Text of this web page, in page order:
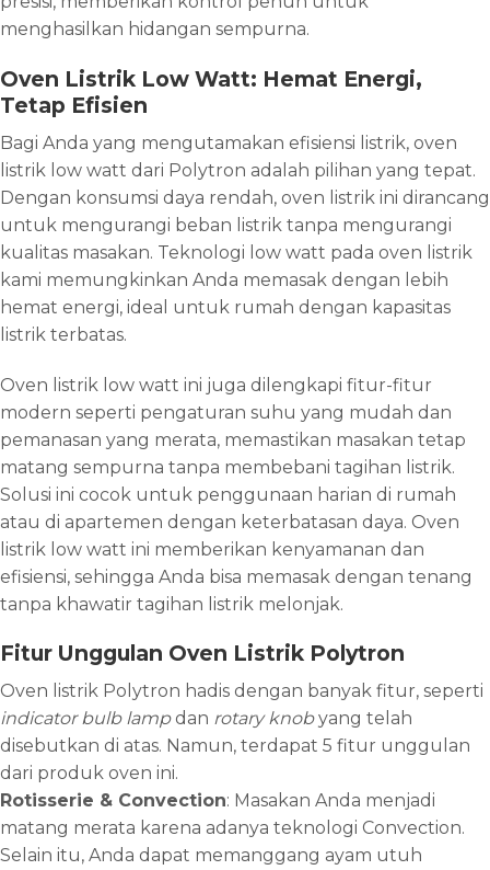
menghasilkan hidangan sempurna.
Oven Listrik Low Watt: Hemat Energi,
Tetap Efisien
Bagi Anda yang mengutamakan efisiensi listrik, oven
listrik low watt dari Polytron adalah pilihan yang tepat.
Dengan konsumsi daya rendah, oven listrik ini dirancang
untuk mengurangi beban listrik tanpa mengurangi
kualitas masakan. Teknologi low watt pada oven listrik
kami memungkinkan Anda memasak dengan lebih
hemat energi, ideal untuk rumah dengan kapasitas
listrik terbatas.
Oven listrik low watt ini juga dilengkapi fitur-fitur
modern seperti pengaturan suhu yang mudah dan
pemanasan yang merata, memastikan masakan tetap
matang sempurna tanpa membebani tagihan listrik.
Solusi ini cocok untuk penggunaan harian di rumah
atau di apartemen dengan keterbatasan daya. Oven
listrik low watt ini memberikan kenyamanan dan
efisiensi, sehingga Anda bisa memasak dengan tenang
tanpa khawatir tagihan listrik melonjak.
Fitur Unggulan Oven Listrik Polytron
Oven listrik Polytron hadis dengan banyak fitur, seperti
indicator bulb lampdan rotary knobyang telah
disebutkan di atas. Namun, terdapat 5 fitur unggulan
dari produk oven ini.
Rotisserie & Convection: Masakan Anda menjadi
matang merata karena adanya teknologi Convection.
Selain itu, Anda dapat memanggang ayam utuh